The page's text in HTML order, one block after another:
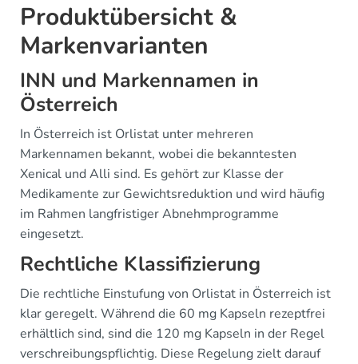
Produktübersicht &
Markenvarianten
INN und Markennamen in
Österreich
In Österreich ist Orlistat unter mehreren
Markennamen bekannt, wobei die bekanntesten
Xenical und Alli sind. Es gehört zur Klasse der
Medikamente zur Gewichtsreduktion und wird häufig
im Rahmen langfristiger Abnehmprogramme
eingesetzt.
Rechtliche Klassifizierung
Die rechtliche Einstufung von Orlistat in Österreich ist
klar geregelt. Während die 60 mg Kapseln rezeptfrei
erhältlich sind, sind die 120 mg Kapseln in der Regel
verschreibungspflichtig. Diese Regelung zielt darauf